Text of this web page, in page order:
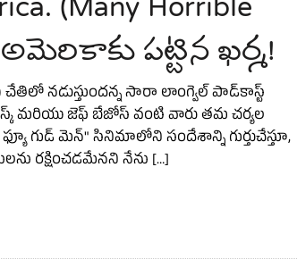
పట్టిన ఖర్మ!
చేతిలో నడుస్తుందన్న సారా లాంగ్వెల్ పాడ్‌కాస్ట్
మరియు జెఫ్ బేజోస్ వంటి వారు తమ చర్యల
గుడ్ మెన్" సినిమాలోని సందేశాన్ని గుర్తుచేస్తూ,
రక్షించడమేనని నేను […]